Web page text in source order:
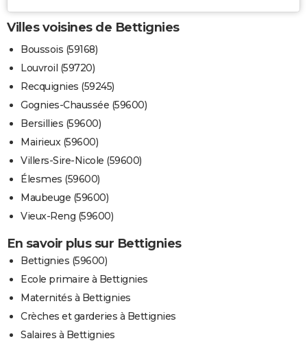
Villes voisines de Bettignies
Boussois (59168)
Louvroil (59720)
Recquignies (59245)
Gognies-Chaussée (59600)
Bersillies (59600)
Mairieux (59600)
Villers-Sire-Nicole (59600)
Élesmes (59600)
Maubeuge (59600)
Vieux-Reng (59600)
En savoir plus sur Bettignies
Bettignies (59600)
Ecole primaire à Bettignies
Maternités à Bettignies
Crèches et garderies à Bettignies
Salaires à Bettignies